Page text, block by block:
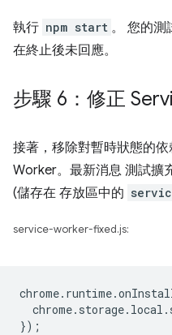
執行 npm start 。 您的測
在終止後未回應。
步驟 6：修正
接著，移除對暫時狀態的
Worker。最新消息 測試擴
(儲存在 存放區中的
service-worker-fixed.js:
chrome. runtime.
chrome. storage. local .
});